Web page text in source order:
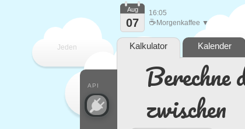
zwischen
Jeden
API
Aug
07
16:05
☕ Morgenkaffee ▼
Kalkulator Kalender